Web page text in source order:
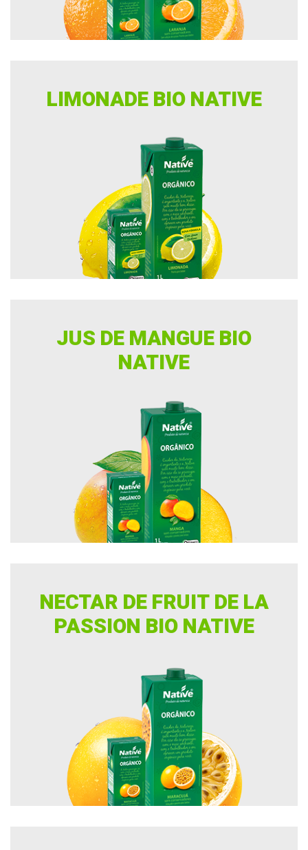
LIMONADE BIO NATIVE
JUS DE MANGUE BIO
NATIVE
NECTAR DE FRUIT DE LA
PASSION BIO NATIVE